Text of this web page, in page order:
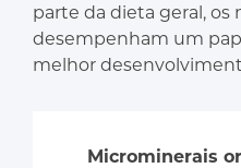
parte da dieta geral, os
desempenham um
melhor
Microminerais